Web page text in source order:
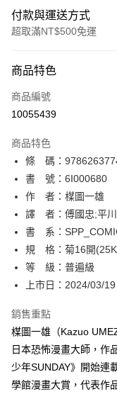
付款與運送方式
超取滿NT$500免運
信用卡一次付款
超商取貨付款
相關說明
【關於「AFTEE先享後付
AFTEE先享後付是「在收
便利好安心！
１．簡單：不需註冊會員
２．便利：只要手機號碼
３．安心：先確認商品／
【「AFTEE先享後付」結
１．於結帳方式選擇「
結帳頁面，進行簡訊認證
２．訂單成立數日內，您
ATM／網路銀行／等多元
※ 請注意：結帳手續完成
購買商品的店家。未經商
後付繳納相關費用。
※ 交易是否成功請以「
是否繳費成功／繳費後需
ATM付款
運送方式
全家取貨付款
每筆NT$80，滿
付款後全家取貨
每筆NT$80，滿
付款後萊爾富取貨
每筆NT$80，滿
商品特色
商品編號
10055439
商品特色
條 碼：
書 號：6I000680
作 者：楳圖一雄
譯 者：傅國忠;平
書 系：
規 格：菊16開
等 級：普遍級
上市日：2024/03/19
銷售重點
楳圖一雄（Kazuo
日本恐怖漫畫大師，作
少年SUNDAY》開始連
學館漫畫大賞，代表作